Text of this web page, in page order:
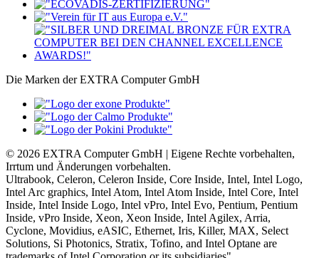
Die Marken der EXTRA Computer GmbH
© 2026 EXTRA Computer GmbH | Eigene Rechte vorbehalten,
Irrtum und Änderungen vorbehalten.
Ultrabook, Celeron, Celeron Inside, Core Inside, Intel, Intel Logo,
Intel Arc graphics, Intel Atom, Intel Atom Inside, Intel Core, Intel
Inside, Intel Inside Logo, Intel vPro, Intel Evo, Pentium, Pentium
Inside, vPro Inside, Xeon, Xeon Inside, Intel Agilex, Arria,
Cyclone, Movidius, eASIC, Ethernet, Iris, Killer, MAX, Select
Solutions, Si Photonics, Stratix, Tofino, and Intel Optane are